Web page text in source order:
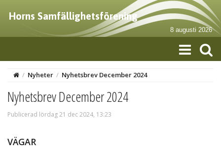
Horns Samfällighetsförening
8 augusti 2026
/ Nyheter / Nyhetsbrev December 2024
Nyhetsbrev December 2024
Publicerad lördag 21 dec 2024, 13:23
VÄGAR